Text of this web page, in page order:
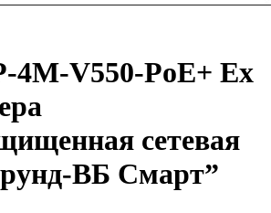
4М-V550-PoE+ Ex
сетевая
ВБ Смарт”